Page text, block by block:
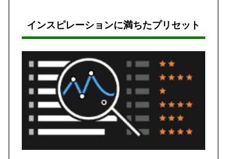
インスピレーションに満ちたプリセット